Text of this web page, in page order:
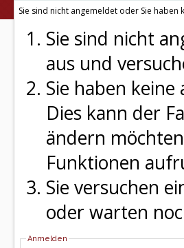
Sie sind nicht angemeldet oder Sie haben
Sie sind nicht
aus und
Sie haben
Dies kann der
ändern
Funktionen
Sie versuchen
oder warten
Anmelden